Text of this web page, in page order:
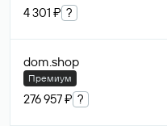
4 301 ₽ ?
dom.shop
Премиум
276 957 ₽ ?